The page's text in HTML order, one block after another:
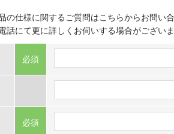
仕様に関するご質問はこちらからお問い合
にて更に詳しくお伺いする場合がございま
必須
必須